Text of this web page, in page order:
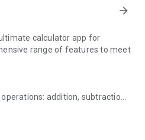
arrow_forward
calculator app for
range of features to meet
addition, subtraction,
functions, including
exponentials